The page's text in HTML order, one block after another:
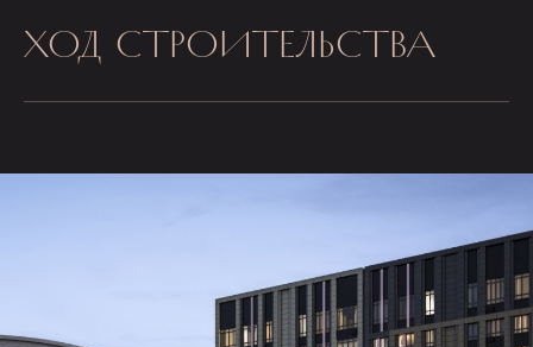
ХОД СТРОИТЕЛЬСТВА